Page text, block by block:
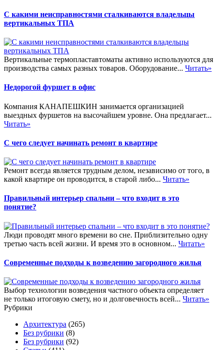
С какими неисправностями сталкиваются владельцы
вертикальных ТПА
Вертикальные термопластавтоматы активно используются для
производства самых разных товаров. Оборудование... Читать»
Недорогой фуршет в офис
Компания КАНАПЕШКИН занимается организацией
выездных фуршетов на высочайшем уровне. Она предлагает...
Читать»
С чего следует начинать ремонт в квартире
Ремонт всегда является трудным делом, независимо от того, в
какой квартире он проводится, в старой либо... Читать»
Правильный интерьер спальни – что входит в это
понятие?
Люди проводят много времени во сне. Приблизительно одну
третью часть всей жизни. И время это в основном... Читать»
Современные подходы к возведению загородного жилья
Выбор технологии возведения частного объекта определяет
не только итоговую смету, но и долговечность всей... Читать»
Рубрики
Архитектура (265)
Без рубрики (8)
Без рубрики (92)